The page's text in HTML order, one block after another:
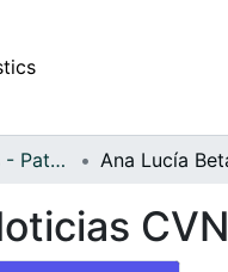
FFDO - Personajes - Patrimonial
CVN